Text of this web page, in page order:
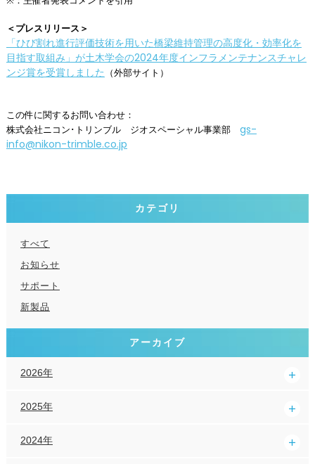
＜プレスリリース＞
「ひび割れ進行評価技術を用いた橋梁維持管理の高度化・効率化を
目指す取組み」が土木学会の2024年度インフラメンテナンスチャレ
ンジ賞を受賞しました （外部サイト）
この件に関するお問い合わせ：
株式会社ニコン･トリンブル ジオスペーシャル事業部 gs-
info@nikon-trimble.co.jp
カテゴリ
すべて
お知らせ
サポート
新製品
アーカイブ
2026年
2025年
2024年